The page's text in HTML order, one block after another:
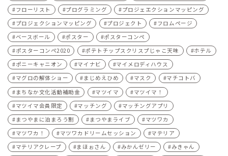
フローリスト
プログラミング
プロジェエクションマッピング
プロジェクションマッピング
プロジェクト
フロムページ
ベースボール
ポスター
ポスターコンペ
ポスターコンペ2020
ポテトチップスクリスプじゃこ天味
ホテル
ポニーキャニオン
マイナビ
マイメロディハウス
マグロの解体ショー
まじめえひめ マスク
マチコトバ
まちなか文化活動補助金
マツイマ
マツイマ！
マツイマ会員限定
マッチング
マッチングアプリ
まつやまに泊まろう割
まつやまライブ
マツワカ
マツワカ！
マツワカドリームセッション
マテリア
マテリアクレープ
まほぉさん みかんゼリー
みきゃん